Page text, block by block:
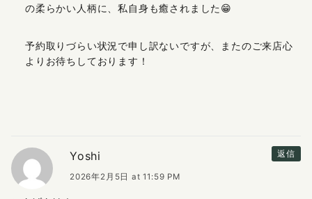
の柔らかい人柄に、私自身も癒されました😁
予約取りづらい状況で申し訳ないですが、またのご来店心
よりお待ちしております！
返信
Yoshi
2026年2月5日 at 11:59 PM